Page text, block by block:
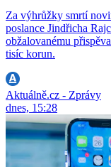
Za výhrůžky smrtí
poslance Jindřicha
obžalovanému
tisíc korun.
Aktuálně.cz - Zprávy
dnes, 15:28